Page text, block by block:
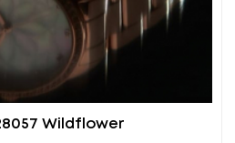
Wildflower